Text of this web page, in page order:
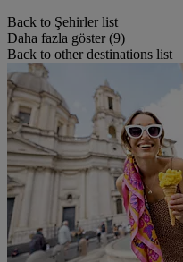
Back to Şehirler list
Daha fazla göster (9)
Back to other destinations list